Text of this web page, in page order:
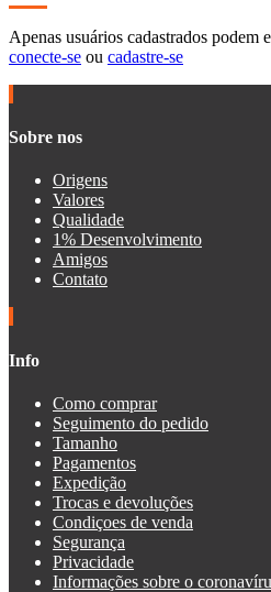
Apenas usuários cadastrados podem
conecte-se ou cadastre-se
Sobre nos
Origens
Valores
Qualidade
1% Desenvolvimento
Amigos
Contato
Info
Como comprar
Seguimento do pedido
Tamanho
Pagamentos
Expedição
Trocas e devoluções
Condiçoes de venda
Segurança
Privacidade
Informações sobre o